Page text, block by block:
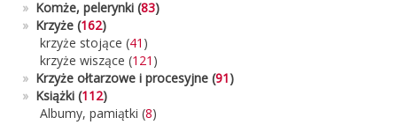
» Komże, pelerynki (83)
» Krzyże (162)
krzyże stojące (41 )
krzyże wiszące (121 )
» Krzyże ołtarzowe i procesyjne (91)
» Książki (112)
Albumy, pamiątki (8)